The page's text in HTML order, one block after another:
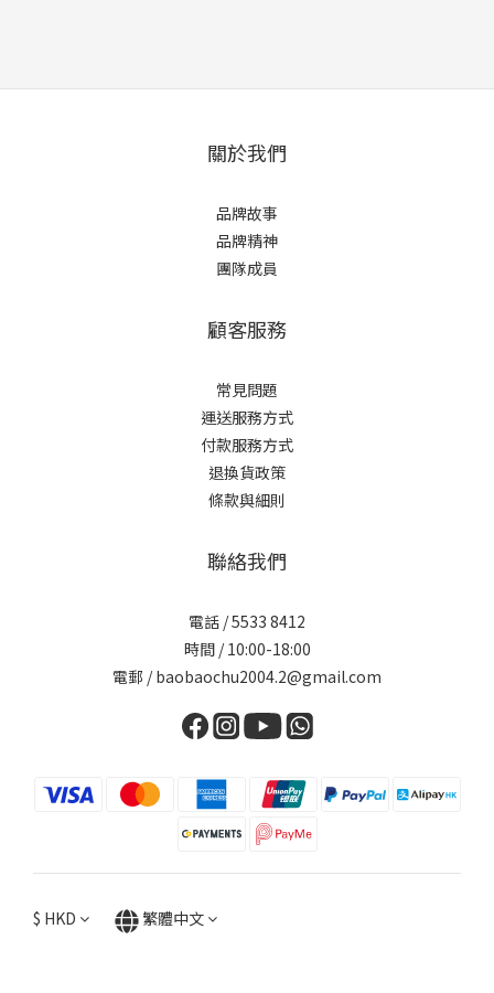
關於我們
品牌故事
品牌精神
團隊成員
顧客服務
常見問題
運送服務方式
付款服務方式
退換貨政策
條款與細則
聯絡我們
電話 / 5533 8412
時間 / 10:00-18:00
電郵 / baobaochu2004.2@gmail.com
$ HKD 繁體中文